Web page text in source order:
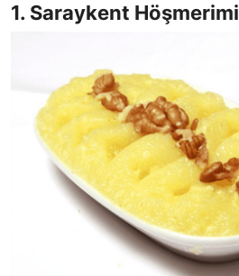
Anne & Bebek Beslenmesi
Gıda Sözlüğü & Nedir?
Yemek Tarifleri & Menüler
1. Saraykent Höşmerimi